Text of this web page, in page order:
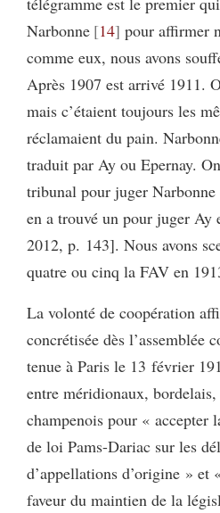
Narbonne 14 pour affirmer
comme eux, nous avons
Après 1907 est arrivé 1911.
mais c’étaient toujours les
réclamaient du pain.
traduit par Ay ou Epernay.
tribunal pour juger
en a trouvé un pour juger
2012, p. 143]. Nous avons
quatre ou cinq la FAV en
La volonté de coopération
concrétisée dès l’assemblée
tenue à Paris le 13 février
entre méridionaux,
champenois pour « accepter
de loi Pams-Dariac sur les
d’appellations d’origine » et
faveur du maintien de la